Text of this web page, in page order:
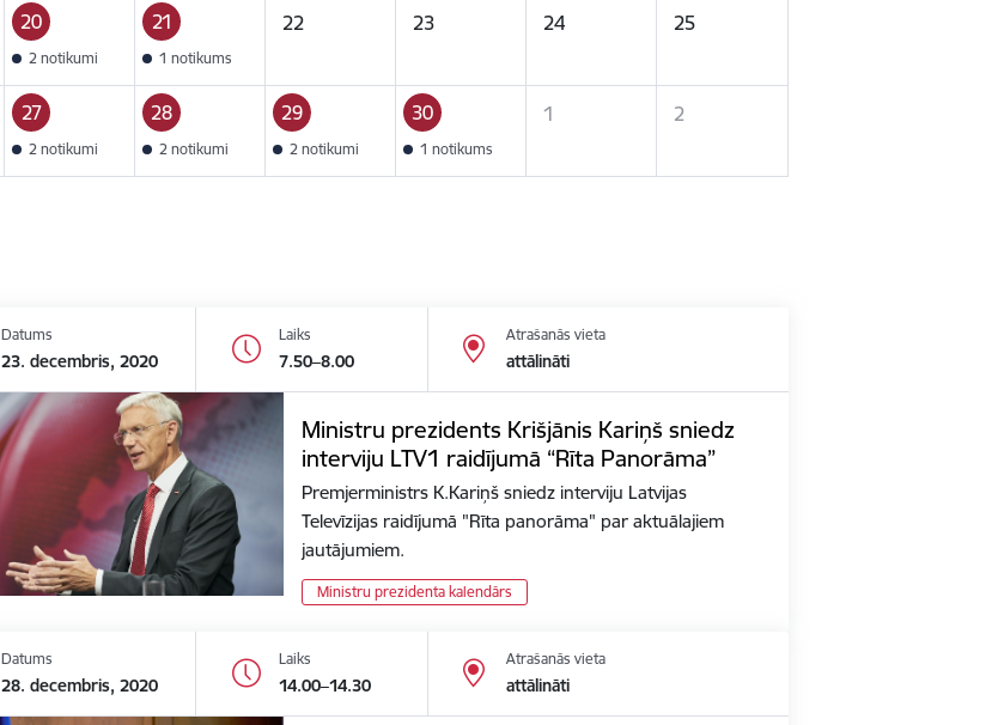
20
2 notikumi
21
1 notikums
22 23 24 25
27
2 notikumi
28
2 notikumi
29
2 notikumi
30
1 notikums
1 2
Datums
23. decembris, 2020
Laiks
7.50–8.00
Atrašanās vieta
attālināti
Ministru prezidents Krišjānis Kariņš sniedz
interviju LTV1 raidījumā “Rīta Panorāma”
Premjerministrs K.Kariņš sniedz interviju Latvijas
Televīzijas raidījumā "Rīta panorāma" par aktuālajiem
jautājumiem.
Ministru prezidenta kalendārs
Datums
28. decembris, 2020
Laiks
14.00–14.30
Atrašanās vieta
attālināti